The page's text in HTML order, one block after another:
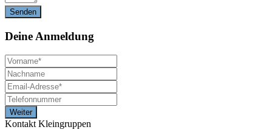
Deine Anmeldung
Kontakt Kleingruppen